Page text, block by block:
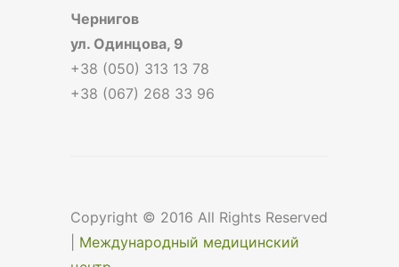
Чернигов
ул. Одинцова, 9
+38 (050) 313 13 78
+38 (067) 268 33 96
Copyright © 2016 All Rights Reserved
Международный медицинский